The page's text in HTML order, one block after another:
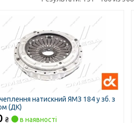
натискний ЯМЗ 184 у зб. з
(ДК)
₴
в наявності